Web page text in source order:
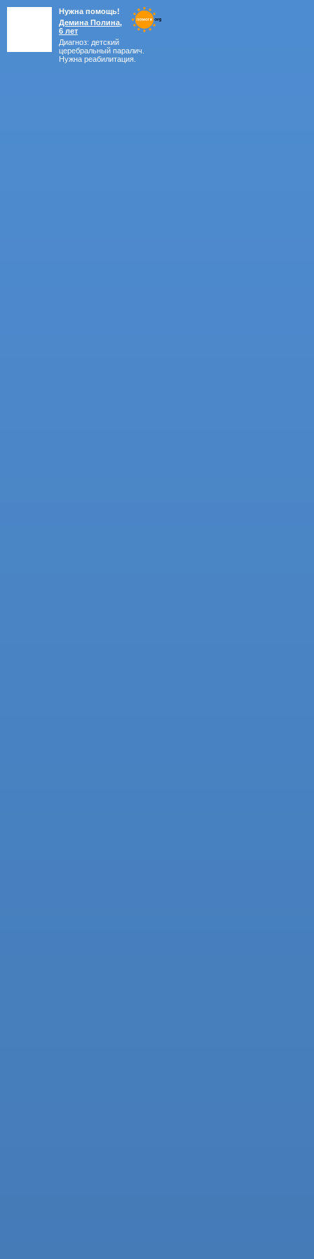
Нужна помощь!
Демина Полина,
6 лет
Диагноз: детский
церебральный паралич.
Нужна реабилитация.